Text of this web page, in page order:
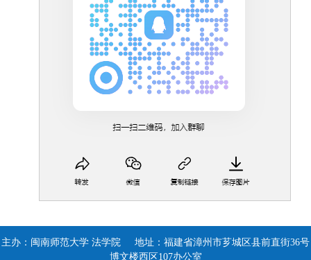
主办：闽南师范大学 法学院 地址：福建省漳州市芗城区县前直街36号
博文楼西区107办公室